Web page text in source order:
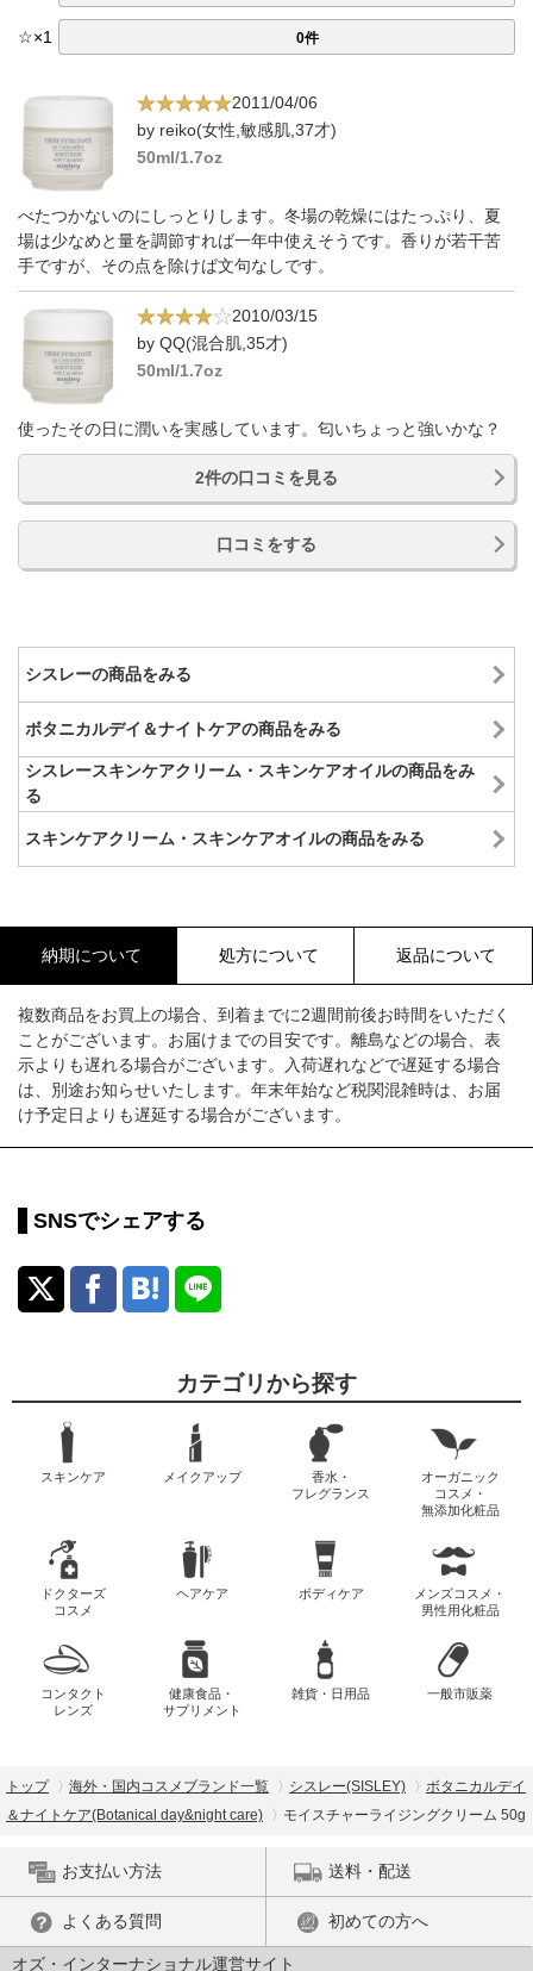
☆×1 0件
2011/04/06
by reiko(女性,敏感肌,37才)
50ml/1.7oz
べたつかないのにしっとりします。冬場の乾燥にはたっぷり、夏
場は少なめと量を調節すれば一年中使えそうです。香りが若干苦
手ですが、その点を除けば文句なしです。
2010/03/15
by QQ(混合肌,35才)
50ml/1.7oz
使ったその日に潤いを実感しています。匂いちょっと強いかな？
2件の口コミを見る
口コミをする
シスレーの商品をみる
ボタニカルデイ＆ナイトケアの商品をみる
シスレースキンケアクリーム・スキンケアオイルの商品をみ
る
スキンケアクリーム・スキンケアオイルの商品をみる
納期について 処方について 返品について
複数商品をお買上の場合、到着までに2週間前後お時間をいただく
ことがございます。お届けまでの目安です。離島などの場合、表
示よりも遅れる場合がございます。入荷遅れなどで遅延する場合
は、別途お知らせいたします。年末年始など税関混雑時は、お届
け予定日よりも遅延する場合がございます。
SNSでシェアする
カテゴリから探す
スキンケア メイクアップ
香水・
フレグランス
オーガニック
コスメ・
無添加化粧品
ドクターズ
コスメ
ヘアケア ボディケア
メンズコスメ・
男性用化粧品
コンタクト
レンズ
健康食品・
サプリメント
雑貨・日用品 一般市販薬
トップ 海外・国内コスメブランド一覧 シスレー(SISLEY)
ボタニカルデイ
＆ナイトケア(Botanical day&night care)
モイスチャーライジングクリーム 50g
お支払い方法 送料・配送
よくある質問 初めての方へ
オズ・インターナショナル運営サイト